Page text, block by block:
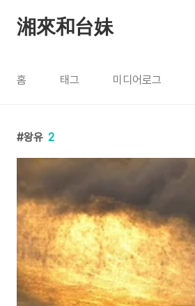
湘來和台妹
홈 태그 미디어로그
왕유 2